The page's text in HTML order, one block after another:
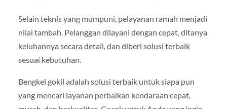
Selain teknis yang mumpuni, pelayanan ramah menjadi
nilai tambah. Pelanggan dilayani dengan cepat, ditanya
keluhannya secara detail, dan diberi solusi terbaik
sesuai kebutuhan.
Bengkel gokil adalah solusi terbaik untuk siapa pun
yang mencari layanan perbaikan kendaraan cepat,